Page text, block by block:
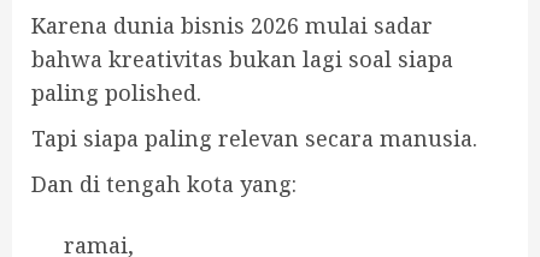
Karena dunia bisnis 2026 mulai sadar
bahwa kreativitas bukan lagi soal siapa
paling polished.
Tapi siapa paling relevan secara manusia.
Dan di tengah kota yang:
ramai,